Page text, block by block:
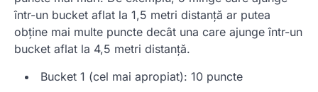
într-un bucket aflat la 1,5 metri distanță ar putea
obține mai multe puncte decât una care ajunge într-un
bucket aflat la 4,5 metri distanță.
Bucket 1 (cel mai apropiat): 10 puncte